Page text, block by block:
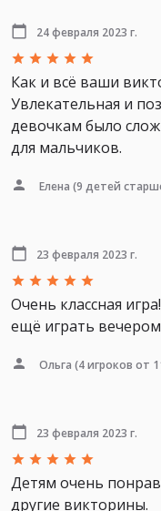
24 февраля 2023 г.
Как и всё ваши
Увлекательная и
девочкам было
для мальчиков.
Елена (9 детей
23 февраля 2023 г.
Очень классная
ещё играть
Ольга (4 игроков от
23 февраля 2023 г.
Детям очень
другие викторины.